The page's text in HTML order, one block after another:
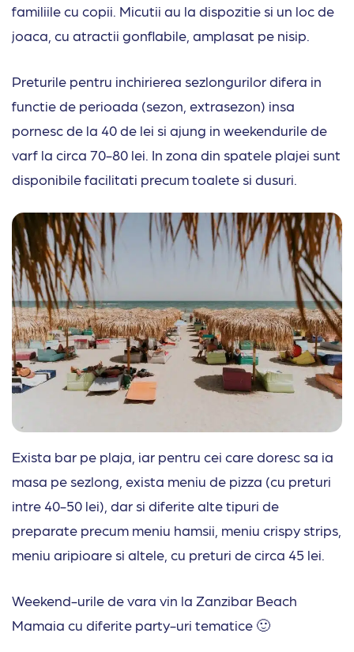
familiile cu copii. Micutii au la dispozitie si un loc de
joaca, cu atractii gonflabile, amplasat pe nisip.
Preturile pentru inchirierea sezlongurilor difera in
functie de perioada (sezon, extrasezon) insa
pornesc de la 40 de lei si ajung in weekendurile de
varf la circa 70-80 lei. In zona din spatele plajei sunt
disponibile facilitati precum toalete si dusuri.
Exista bar pe plaja, iar pentru cei care doresc sa ia
masa pe sezlong, exista meniu de pizza (cu preturi
intre 40-50 lei), dar si diferite alte tipuri de
preparate precum meniu hamsii, meniu crispy strips,
meniu aripioare si altele, cu preturi de circa 45 lei.
Weekend-urile de vara vin la Zanzibar Beach
Mamaia cu diferite party-uri tematice 🙂